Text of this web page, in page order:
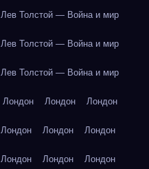
Лев Толстой — Война и мир
Лев Толстой — Война и мир
Лев Толстой — Война и мир
Лондон Лондон Лондон
Лондон Лондон Лондон
Лондон Лондон Лондон